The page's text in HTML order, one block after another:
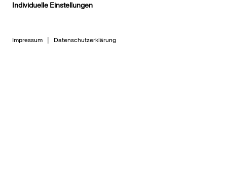
Kontakt
finden
Impressum Datenschutzerklärung
Individuelle Einstellungen